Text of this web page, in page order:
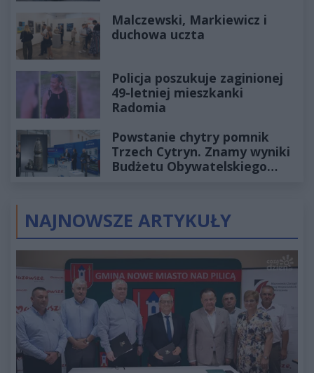
Malczewski, Markiewicz i
duchowa uczta
Policja poszukuje zaginionej
49-letniej mieszkanki
Radomia
Powstanie chytry pomnik
Trzech Cytryn. Znamy wyniki
Budżetu Obywatelskiego
NAJNOWSZE ARTYKUŁY